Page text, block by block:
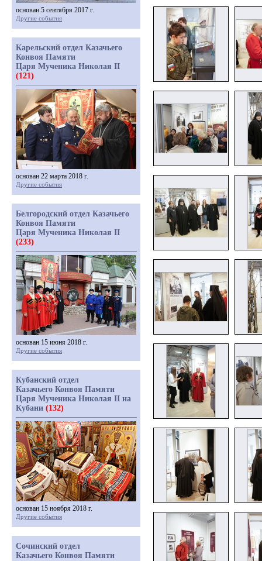
основан 5 сентября 2017 г.
Другие события
Карельский отдел Казачьего
Конвоя Памяти
Царя Мученика Николая II
(121)
основан 22 марта 2018 г.
Другие события
Белгородский отдел Казачьего
Конвоя Памяти
Царя Мученика Николая II
(233)
основан 15 июня 2018 г.
Другие события
Кубанский отдел
Казачьего Конвоя Памяти
Царя Мученика Николая II на
Кубани (132)
основан 15 ноября 2018 г.
Другие события
Сочинский отдел
Казачьего Конвоя Памяти